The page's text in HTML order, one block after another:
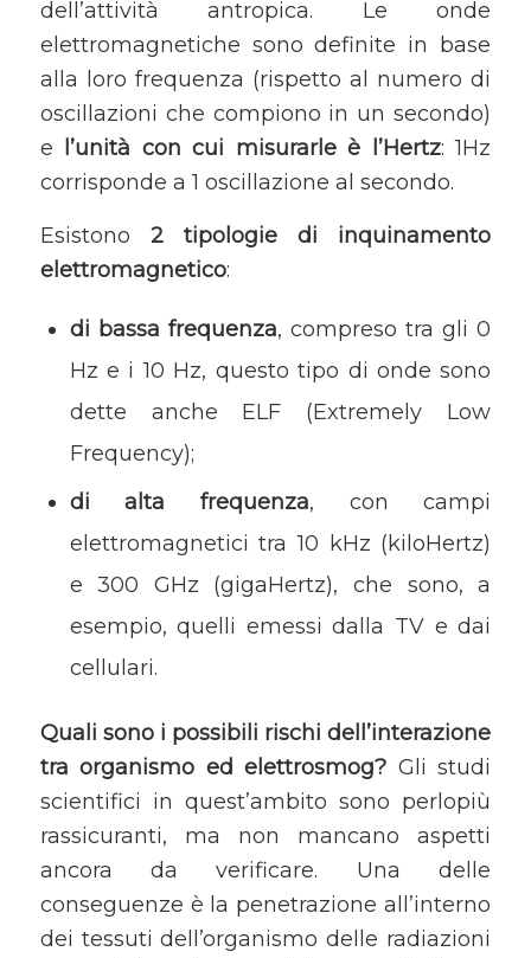
dell’attività antropica. Le onde
elettromagnetiche sono definite in base
alla loro frequenza (rispetto al numero di
oscillazioni che compiono in un secondo)
e
l’unità con cui misurarle è l’Hertz: 1Hz
corrisponde a 1 oscillazione al secondo.
Esistono 2 tipologie di inquinamento
elettromagnetico:
di bassa frequenza, compreso tra gli 0
Hz e i 10 Hz, questo tipo di onde sono
dette anche ELF (Extremely Low
Frequency);
di alta frequenza, con campi
elettromagnetici tra 10 kHz (kiloHertz)
e 300 GHz (gigaHertz), che sono, a
esempio, quelli emessi dalla TV e dai
cellulari.
Quali sono i possibili rischi dell’interazione
tra organismo ed elettrosmog? Gli studi
scientifici in quest’ambito sono perlopiù
rassicuranti, ma non mancano aspetti
ancora da verificare. Una delle
conseguenze è la penetrazione all’interno
dei tessuti dell’organismo delle radiazioni